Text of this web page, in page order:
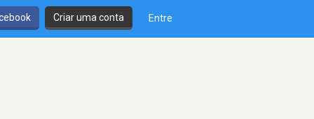
Criar uma conta Entre